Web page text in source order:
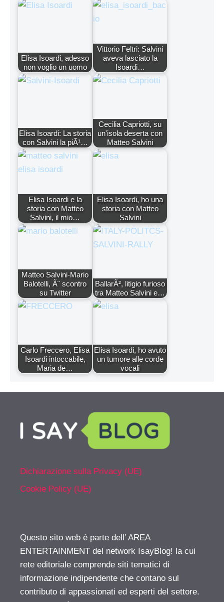
Elisa Isoardi, adesso
non voglio un uomo
Vittorio Feltri: Salvini
aveva lasciato la
Isoardi…
Elisa Isoardi: La storia
con Salvini la piÃ¹…
Cecilia Capriotti, su
un'isola deserta con
Matteo Salvini
Elisa Isoardi e la
storia con Matteo
Salvini, il mio…
Elisa Isoardi, ho una
storia con Matteo
Salvini
Matteo Salvini-Mario
Balotelli, Ã¨ scontro
su Twitter
BallarÃ², litigio furioso
tra Matteo Salvini e…
Carlo Freccero, Elisa
Isoardi intoccabile,
Maria de…
Elisa Isoardi, ho avuto
un tumore alle corde
vocali
Dichiarazione sulla Privacy (UE)
Cookie Policy (UE)
Questo sito web è parte dell’ AREA
ENTERTAINMENT del network IsayBlog! la cui
rete editoriale comprende siti tematici di
informazione indipendente che contano sul
contributo di appassionati ed esperti del settore.